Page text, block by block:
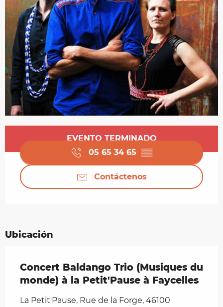
Horarios y datos de contacto
EVENTO TERMINADO
05 65 34 65 ▒▒
Contáctenos
Ubicación
Concert Baldango Trio (Musiques du
monde) à la Petit'Pause à Faycelles
La Petit'Pause, Rue de la Forge, 46100